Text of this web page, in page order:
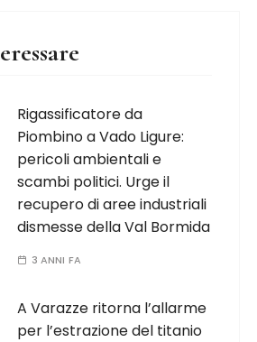
Rigassificatore da
Piombino a Vado Ligure:
pericoli ambientali e
scambi politici. Urge il
recupero di aree industriali
dismesse della Val Bormida
3 ANNI FA
A Varazze ritorna l’allarme
per l’estrazione del titanio